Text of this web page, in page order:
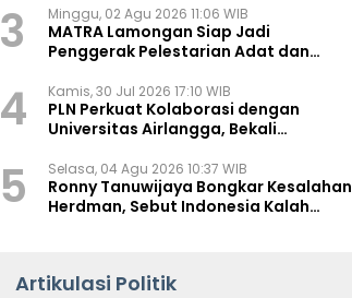
3 Minggu, 02 Agu 2026 11:06 WIB
MATRA Lamongan Siap Jadi
Penggerak Pelestarian Adat dan
4 Kamis, 30 Jul 2026 17:10 WIB
PLN Perkuat Kolaborasi dengan
Universitas Airlangga, Bekali
Transisi Energi
5 Selasa, 04 Agu 2026 10:37 WIB
Ronny Tanuwijaya Bongkar Kesalahan
Herdman, Sebut Indonesia Kalah
Artikulasi Politik